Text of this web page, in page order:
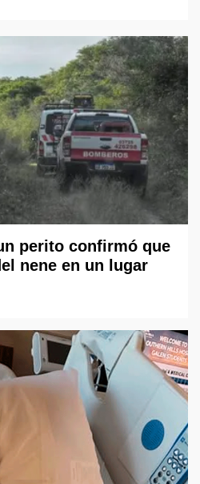
perito confirmó que
nene en un lugar